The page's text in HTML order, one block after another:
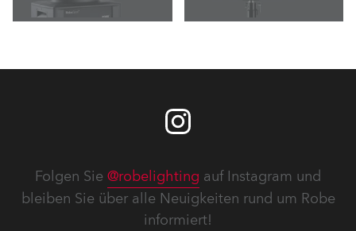
Folgen Sie @robelighting auf Instagram und
bleiben Sie über alle Neuigkeiten rund um Robe
informiert!